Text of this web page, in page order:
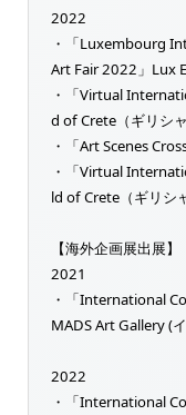
2022
・「Luxembourg
Art Fair 2022」Lux
・「Virtual
d of Crete（ギリシャ
・「Art Scenes
・「Virtual
ld of Crete（ギリシ
【海外企画展出展】
2021
・「International
MADS Art Gallery (
2022
・「International